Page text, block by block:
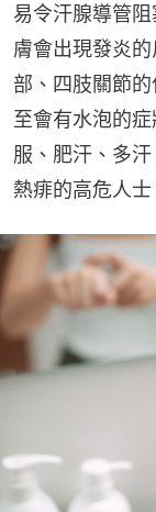
易令汗腺導管
膚會出現發炎
部、四肢關節
至會有水泡的
服、肥汗、多
熱痱的高危人士